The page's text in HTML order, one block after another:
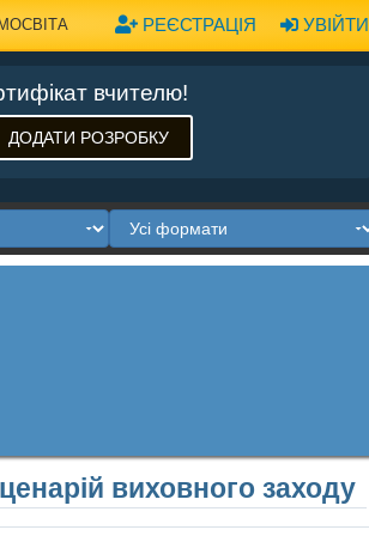
УВІЙТИ
РЕЄСТРАЦІЯ
вчителю!
ДОДАТИ РОЗРОБКУ
виховного заходу